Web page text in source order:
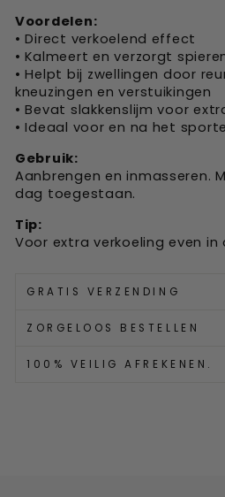
Voordelen:
• Direct verkoelend effect
• Kalmeert en verzorgt
• Helpt bij zwellingen door
kneuzingen en verstuikingen
• Bevat slakkenslijm voor
• Ideaal voor en na het
Gebruik:
Aanbrengen en inmasseren.
dag toegestaan.
Tip:
Voor extra verkoeling even in
GRATIS VERZENDING
ZORGELOOS BESTELLEN
100% VEILIG AFREKENEN.